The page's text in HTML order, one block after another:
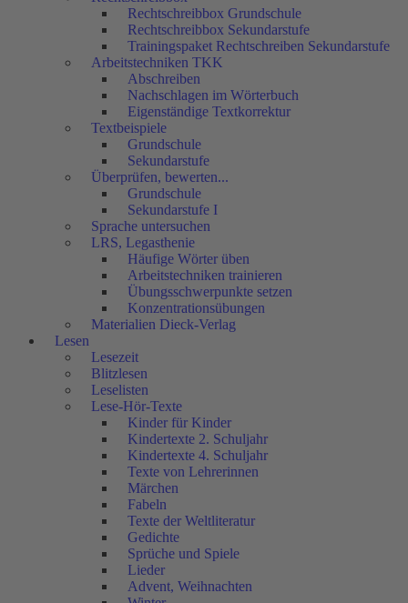
Rechtschreibbox Grundschule
Rechtschreibbox Sekundarstufe
Trainingspaket Rechtschreiben Sekundarstufe
Arbeitstechniken TKK
Abschreiben
Nachschlagen im Wörterbuch
Eigenständige Textkorrektur
Textbeispiele
Grundschule
Sekundarstufe
Überprüfen, bewerten...
Grundschule
Sekundarstufe I
Sprache untersuchen
LRS, Legasthenie
Häufige Wörter üben
Arbeitstechniken trainieren
Übungsschwerpunkte setzen
Konzentrationsübungen
Materialien Dieck-Verlag
Lesen
Lesezeit
Blitzlesen
Leselisten
Lese-Hör-Texte
Kinder für Kinder
Kindertexte 2. Schuljahr
Kindertexte 4. Schuljahr
Texte von Lehrerinnen
Märchen
Fabeln
Texte der Weltliteratur
Gedichte
Sprüche und Spiele
Lieder
Advent, Weihnachten